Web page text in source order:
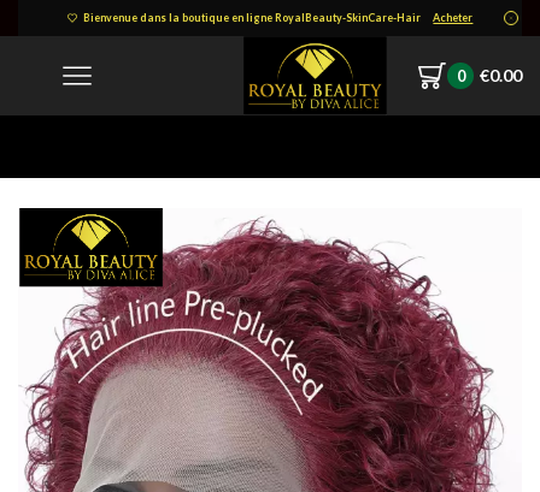
Bienvenue dans la boutique en ligne RoyalBeauty-SkinCare-Hair Acheter
0 €0.00